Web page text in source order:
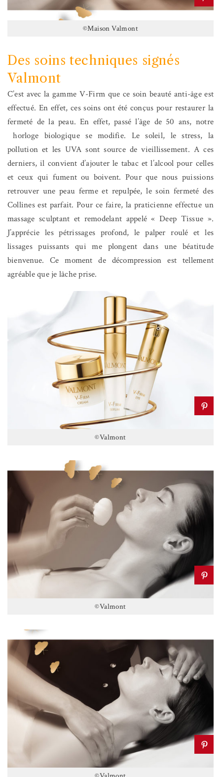
©Maison Valmont
Des soins techniques signés
Valmont
C’est avec la gamme V-Firm que ce soin beauté anti-âge est
effectué. En effet, ces soins ont été conçus pour restaurer la
fermeté de la peau. En effet, passé l’âge de 50 ans, notre
horloge biologique se modifie. Le soleil, le stress, la
pollution et les UVA sont source de vieillissement. A ces
derniers, il convient d’ajouter le tabac et l’alcool pour celles
et ceux qui fument ou boivent. Pour que nous puissions
retrouver une peau ferme et repulpée, le soin fermeté des
Collines est parfait. Pour ce faire, la praticienne effectue un
massage sculptant et remodelant appelé « Deep Tissue ».
J’apprécie les pétrissages profond, le palper roulé et les
lissages puissants qui me plongent dans une béatitude
bienvenue. Ce moment de décompression est tellement
agréable que je lâche prise.
©Valmont
©Valmont